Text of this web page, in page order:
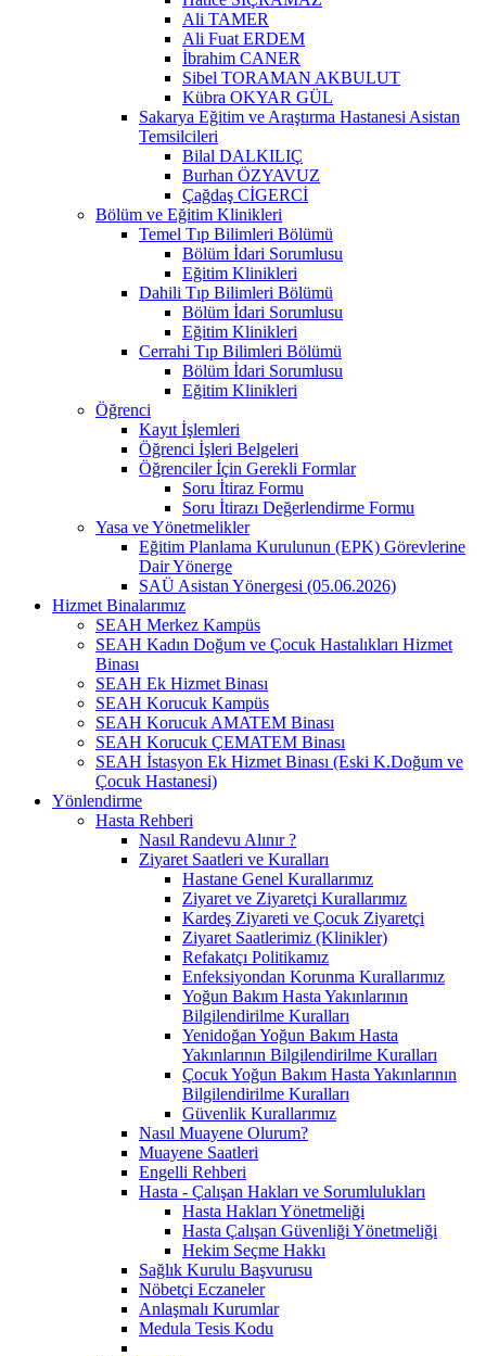
Ali TAMER
Ali Fuat ERDEM
İbrahim CANER
Sibel TORAMAN AKBULUT
Kübra OKYAR GÜL
Sakarya Eğitim ve Araştırma Hastanesi Asistan
Temsilcileri
Bilal DALKILIÇ
Burhan ÖZYAVUZ
Çağdaş CİGERCİ
Bölüm ve Eğitim Klinikleri
Temel Tıp Bilimleri Bölümü
Bölüm İdari Sorumlusu
Eğitim Klinikleri
Dahili Tıp Bilimleri Bölümü
Bölüm İdari Sorumlusu
Eğitim Klinikleri
Cerrahi Tıp Bilimleri Bölümü
Bölüm İdari Sorumlusu
Eğitim Klinikleri
Öğrenci
Kayıt İşlemleri
Öğrenci İşleri Belgeleri
Öğrenciler İçin Gerekli Formlar
Soru İtiraz Formu
Soru İtirazı Değerlendirme Formu
Yasa ve Yönetmelikler
Eğitim Planlama Kurulunun (EPK) Görevlerine
Dair Yönerge
SAÜ Asistan Yönergesi (05.06.2026)
Hizmet Binalarımız
SEAH Merkez Kampüs
SEAH Kadın Doğum ve Çocuk Hastalıkları Hizmet
Binası
SEAH Ek Hizmet Binası
SEAH Korucuk Kampüs
SEAH Korucuk AMATEM Binası
SEAH Korucuk ÇEMATEM Binası
SEAH İstasyon Ek Hizmet Binası (Eski K.Doğum ve
Çocuk Hastanesi)
Yönlendirme
Hasta Rehberi
Nasıl Randevu Alınır ?
Ziyaret Saatleri ve Kuralları
Hastane Genel Kurallarımız
Ziyaret ve Ziyaretçi Kurallarımız
Kardeş Ziyareti ve Çocuk Ziyaretçi
Ziyaret Saatlerimiz (Klinikler)
Refakatçı Politikamız
Enfeksiyondan Korunma Kurallarımız
Yoğun Bakım Hasta Yakınlarının
Bilgilendirilme Kuralları
Yenidoğan Yoğun Bakım Hasta
Yakınlarının Bilgilendirilme Kuralları
Çocuk Yoğun Bakım Hasta Yakınlarının
Bilgilendirilme Kuralları
Güvenlik Kurallarımız
Nasıl Muayene Olurum?
Muayene Saatleri
Engelli Rehberi
Hasta - Çalışan Hakları ve Sorumlulukları
Hasta Hakları Yönetmeliği
Hasta Çalışan Güvenliği Yönetmeliği
Hekim Seçme Hakkı
Sağlık Kurulu Başvurusu
Nöbetçi Eczaneler
Anlaşmalı Kurumlar
Medula Tesis Kodu